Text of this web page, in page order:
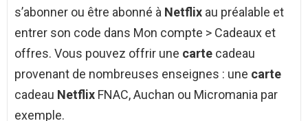
s’abonner ou être abonné à Netflix au préalable et
entrer son code dans Mon compte > Cadeaux et
offres. Vous pouvez offrir une carte cadeau
provenant de nombreuses enseignes : une carte
cadeau Netflix FNAC, Auchan ou Micromania par
exemple.